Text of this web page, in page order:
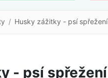
Husky zážitky - psí spřežení
- psí spřežení